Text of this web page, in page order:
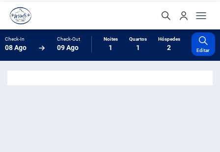
Check-In
08 Ago
Check-Out
09 Ago
Noites
1
Quartos
1
Hóspedes
2 Editar